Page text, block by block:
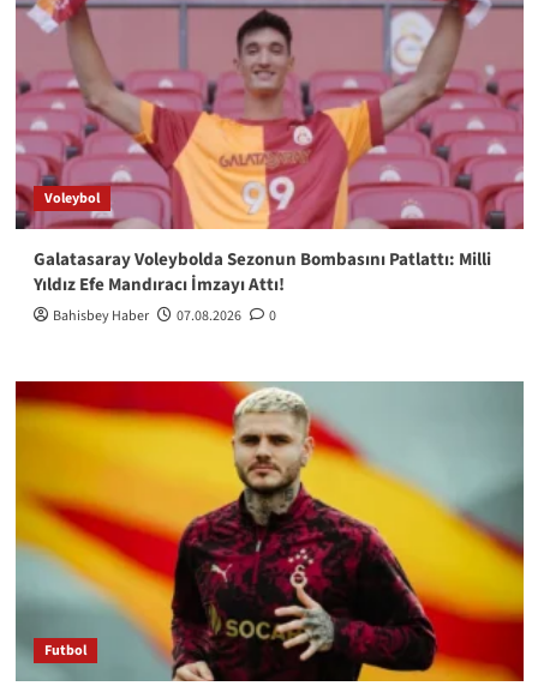
Voleybol
Galatasaray Voleybolda Sezonun Bombasını Patlattı: Milli
Yıldız Efe Mandıracı İmzayı Attı!
Bahisbey Haber 07.08.2026 0
Futbol